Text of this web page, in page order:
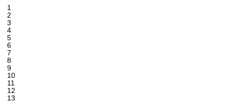
1
2
3
4
5
6
7
8
9
10
11
12
13